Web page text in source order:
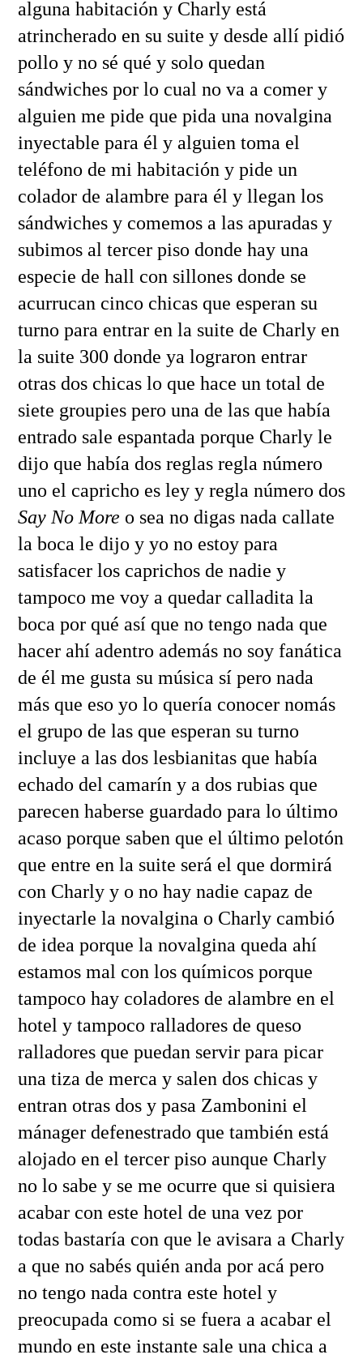
alguna habitación y Charly está
atrincherado en su suite y desde allí pidió
pollo y no sé qué y solo quedan
sándwiches por lo cual no va a comer y
alguien me pide que pida una novalgina
inyectable para él y alguien toma el
teléfono de mi habitación y pide un
colador de alambre para él y llegan los
sándwiches y comemos a las apuradas y
subimos al tercer piso donde hay una
especie de hall con sillones donde se
acurrucan cinco chicas que esperan su
turno para entrar en la suite de Charly en
la suite 300 donde ya lograron entrar
otras dos chicas lo que hace un total de
siete groupies pero una de las que había
entrado sale espantada porque Charly le
dijo que había dos reglas regla número
uno el capricho es ley y regla número dos
Say No More o sea no digas nada callate
la boca le dijo y yo no estoy para
satisfacer los caprichos de nadie y
tampoco me voy a quedar calladita la
boca por qué así que no tengo nada que
hacer ahí adentro además no soy fanática
de él me gusta su música sí pero nada
más que eso yo lo quería conocer nomás
el grupo de las que esperan su turno
incluye a las dos lesbianitas que había
echado del camarín y a dos rubias que
parecen haberse guardado para lo último
acaso porque saben que el último pelotón
que entre en la suite será el que dormirá
con Charly y o no hay nadie capaz de
inyectarle la novalgina o Charly cambió
de idea porque la novalgina queda ahí
estamos mal con los químicos porque
tampoco hay coladores de alambre en el
hotel y tampoco ralladores de queso
ralladores que puedan servir para picar
una tiza de merca y salen dos chicas y
entran otras dos y pasa Zambonini el
mánager defenestrado que también está
alojado en el tercer piso aunque Charly
no lo sabe y se me ocurre que si quisiera
acabar con este hotel de una vez por
todas bastaría con que le avisara a Charly
a que no sabés quién anda por acá pero
no tengo nada contra este hotel y
preocupada como si se fuera a acabar el
mundo en este instante sale una chica a